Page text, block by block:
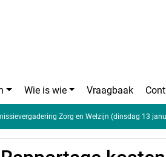
Wie is wie Vraagbaak
Zorg en Welzijn (dinsdag 13